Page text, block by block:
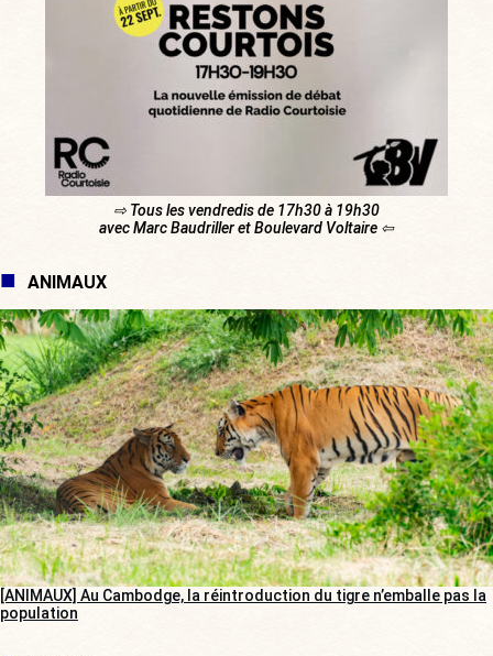
⇨ Tous les vendredis de 17h30 à 19h30
avec Marc Baudriller et Boulevard Voltaire ⇦
ANIMAUX
[ANIMAUX] Au Cambodge, la réintroduction du tigre n’emballe pas la
population